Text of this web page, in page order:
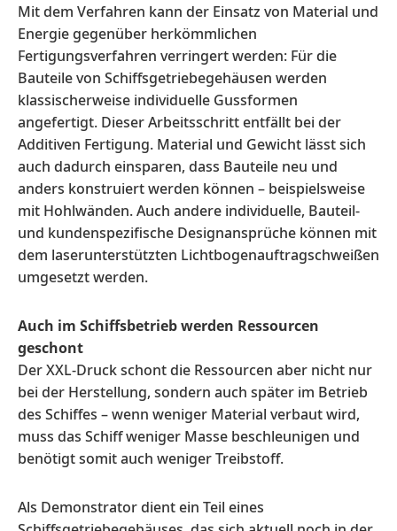
Mit dem Verfahren kann der Einsatz von Material und
Energie gegenüber herkömmlichen
Fertigungsverfahren verringert werden: Für die
Bauteile von Schiffsgetriebegehäusen werden
klassischerweise individuelle Gussformen
angefertigt. Dieser Arbeitsschritt entfällt bei der
Additiven Fertigung. Material und Gewicht lässt sich
auch dadurch einsparen, dass Bauteile neu und
anders konstruiert werden können – beispielsweise
mit Hohlwänden. Auch andere individuelle, Bauteil-
und kundenspezifische Designansprüche können mit
dem laserunterstützten Lichtbogenauftragschweißen
umgesetzt werden.
Auch im Schiffsbetrieb werden Ressourcen
geschont
Der XXL-Druck schont die Ressourcen aber nicht nur
bei der Herstellung, sondern auch später im Betrieb
des Schiffes – wenn weniger Material verbaut wird,
muss das Schiff weniger Masse beschleunigen und
benötigt somit auch weniger Treibstoff.
Als Demonstrator dient ein Teil eines